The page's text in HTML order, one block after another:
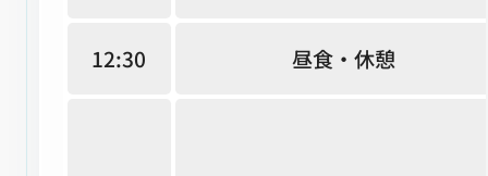
12:30 昼食・休憩